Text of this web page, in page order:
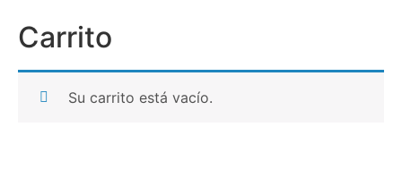
Carrito
Su carrito está vacío.